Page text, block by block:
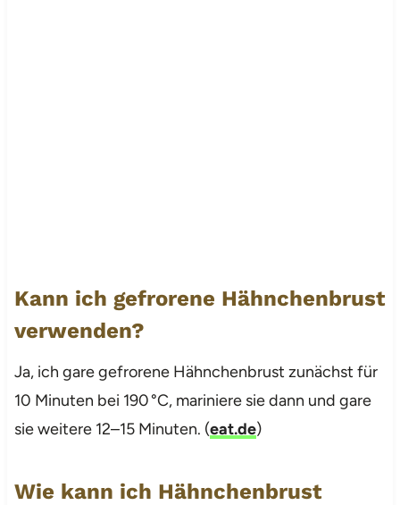
Kann ich gefrorene Hähnchenbrust
verwenden?
Ja, ich gare gefrorene Hähnchenbrust zunächst für
10 Minuten bei 190 °C, mariniere sie dann und gare
sie weitere 12–15 Minuten. (eat.de)
Wie kann ich Hähnchenbrust